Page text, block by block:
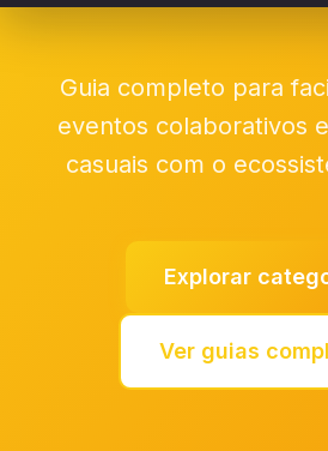
Guia completo para
eventos colaborativos
casuais com o
Explorar
Ver guias